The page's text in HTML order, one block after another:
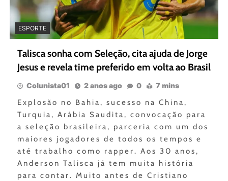
ESPORTE
Talisca sonha com Seleção, cita ajuda de Jorge
Jesus e revela time preferido em volta ao Brasil
Colunista01 2 anos ago 0 7 mins
Explosão no Bahia, sucesso na China,
Turquia, Arábia Saudita, convocação para
a seleção brasileira, parceria com um dos
maiores jogadores de todos os tempos e
até trabalho como rapper. Aos 30 anos,
Anderson Talisca já tem muita história
para contar. Muito antes de Cristiano